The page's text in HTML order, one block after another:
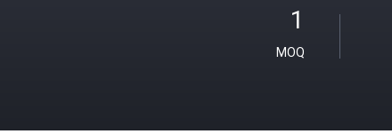
1
MOQ